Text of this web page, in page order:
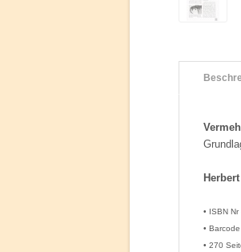
• ISBN
•
• 270